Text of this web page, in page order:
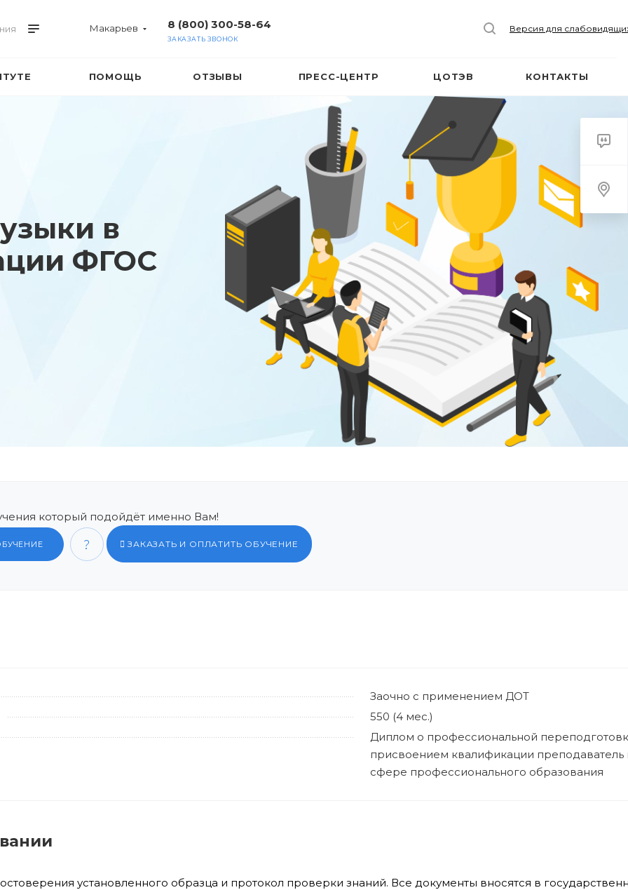
Макарьев 8 (800) 300-58-64
ЗАКАЗАТЬ ЗВОНОК
Версия для
ПОМОЩЬ ОТЗЫВЫ ПРЕСС-ЦЕНТР ЦОТЭВ КОНТАКТЫ
в
ФГОС
который подойдёт именно Вам!
ЗАКАЗАТЬ И ОПЛАТИТЬ ОБУЧЕНИЕ
Заочно с применением ДОТ
550 (4 мес.)
Диплом о профессиональной
присвоением квалификации преподаватель
сфере профессионального образования
установленного образца и протокол проверки знаний. Все документы вносятся в